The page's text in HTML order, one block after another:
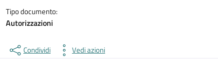
Tipo documento:
Autorizzazioni
Condividi Vedi azioni